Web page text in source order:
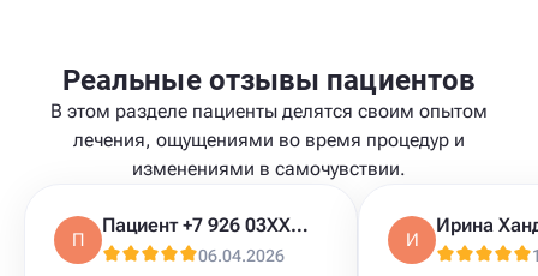
Реальные отзывы пациентов
В этом разделе пациенты делятся своим опытом
лечения, ощущениями во время процедур и
изменениями в самочувствии.
П
Пациент +7 926 03XXXXX
06.04.2026
И
Ирина